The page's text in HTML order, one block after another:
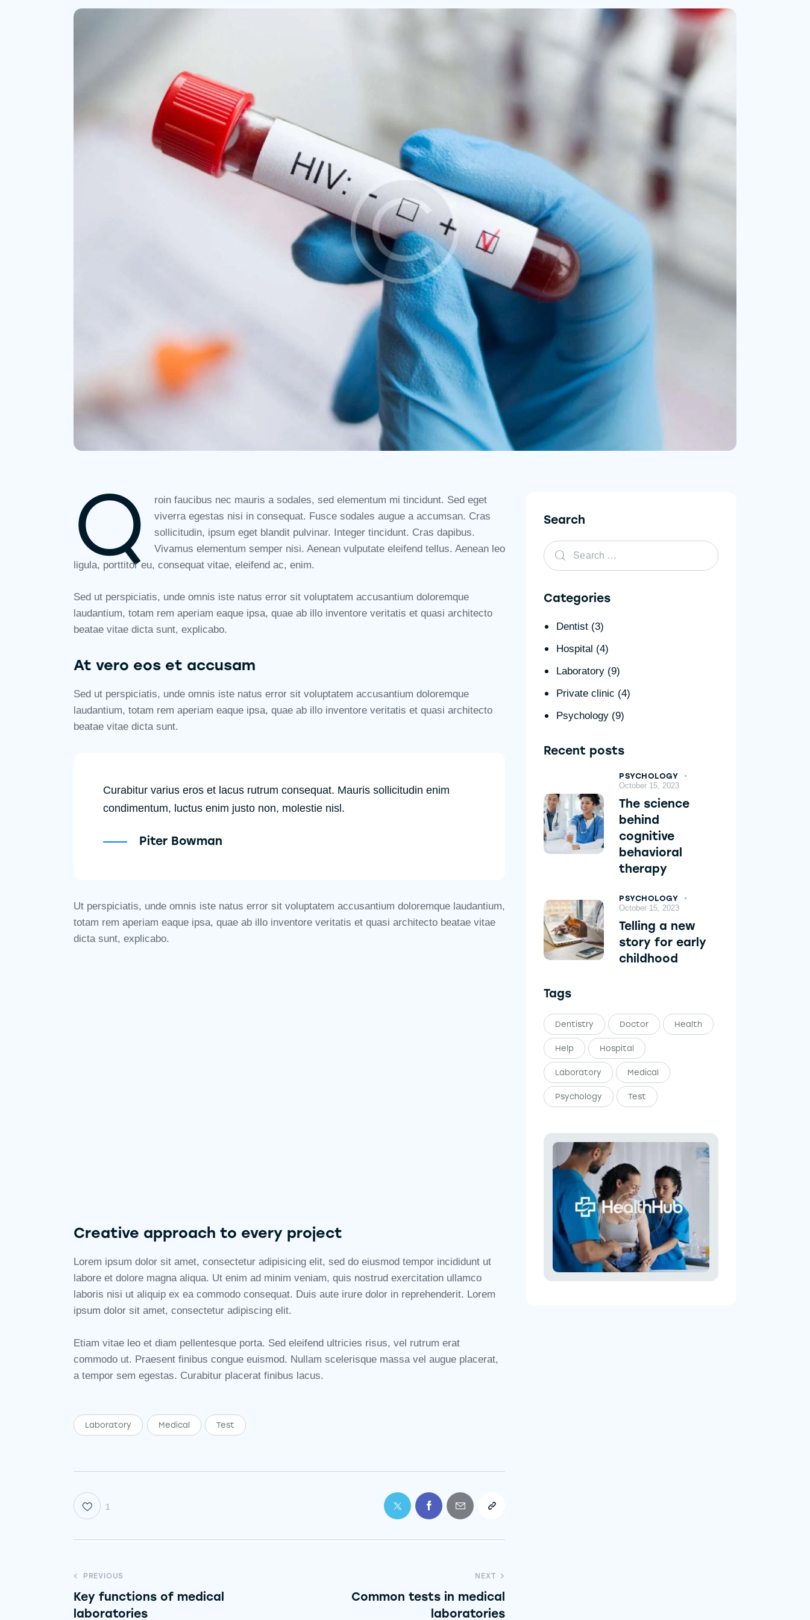
Q
roin faucibus nec mauris a sodales, sed elementum mi tincidunt. Sed eget
viverra egestas nisi in consequat. Fusce sodales augue a accumsan. Cras
sollicitudin, ipsum eget blandit pulvinar. Integer tincidunt. Cras dapibus.
Vivamus elementum semper nisi. Aenean vulputate eleifend tellus. Aenean leo
ligula, porttitor eu, consequat vitae, eleifend ac, enim.
Sed ut perspiciatis, unde omnis iste natus error sit voluptatem accusantium doloremque
laudantium, totam rem aperiam eaque ipsa, quae ab illo inventore veritatis et quasi architecto
beatae vitae dicta sunt, explicabo.
At vero eos et accusam
Sed ut perspiciatis, unde omnis iste natus error sit voluptatem accusantium doloremque
laudantium, totam rem aperiam eaque ipsa, quae ab illo inventore veritatis et quasi architecto
beatae vitae dicta sunt.
Curabitur varius eros et lacus rutrum consequat. Mauris sollicitudin enim
condimentum, luctus enim justo non, molestie nisl.
Piter Bowman
Ut perspiciatis, unde omnis iste natus error sit voluptatem accusantium doloremque laudantium,
totam rem aperiam eaque ipsa, quae ab illo inventore veritatis et quasi architecto beatae vitae
dicta sunt, explicabo.
Creative approach to every project
Lorem ipsum dolor sit amet, consectetur adipisicing elit, sed do eiusmod tempor incididunt ut
labore et dolore magna aliqua. Ut enim ad minim veniam, quis nostrud exercitation ullamco
laboris nisi ut aliquip ex ea commodo consequat. Duis aute irure dolor in reprehenderit. Lorem
ipsum dolor sit amet, consectetur adipiscing elit.
Etiam vitae leo et diam pellentesque porta. Sed eleifend ultricies risus, vel rutrum erat
commodo ut. Praesent finibus congue euismod. Nullam scelerisque massa vel augue placerat,
a tempor sem egestas. Curabitur placerat finibus lacus.
Laboratory Medical Test
1
PREVIOUS
Key functions of medical
laboratories
NEXT
Common tests in medical
laboratories
Search
Categories
Dentist(3)
Hospital (4)
Laboratory(9)
Private clinic (4)
Psychology(9)
Recent posts
PSYCHOLOGY
October 15, 2023
The science
behind
cognitive
behavioral
therapy
PSYCHOLOGY
October 15, 2023
Telling a new
story for early
childhood
Tags
Dentistry Doctor Health
Help Hospital
Laboratory Medical
Psychology Test